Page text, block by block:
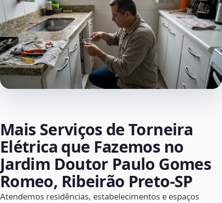
Mais Serviços de Torneira
Elétrica que Fazemos no
Jardim Doutor Paulo Gomes
Romeo, Ribeirão Preto‑SP
Atendemos residências, estabelecimentos e espaços